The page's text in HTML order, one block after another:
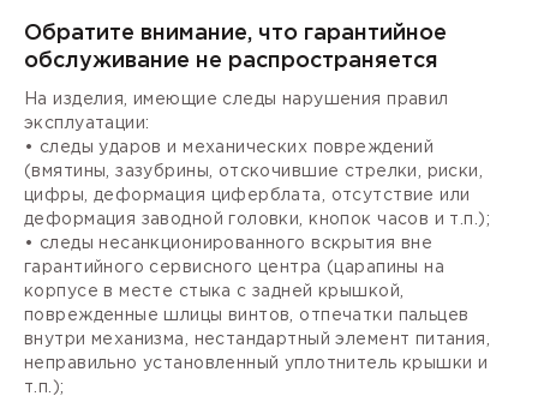
Обратите внимание, что гарантийное
обслуживание не распространяется
На изделия, имеющие следы нарушения правил
эксплуатации:
• следы ударов и механических повреждений
(вмятины, зазубрины, отскочившие стрелки, риски,
цифры, деформация циферблата, отсутствие или
деформация заводной головки, кнопок часов и т.п.);
• следы несанкционированного вскрытия вне
гарантийного сервисного центра (царапины на
корпусе в месте стыка с задней крышкой,
поврежденные шлицы винтов, отпечатки пальцев
внутри механизма, нестандартный элемент питания,
неправильно установленный уплотнитель крышки и
т.п.);